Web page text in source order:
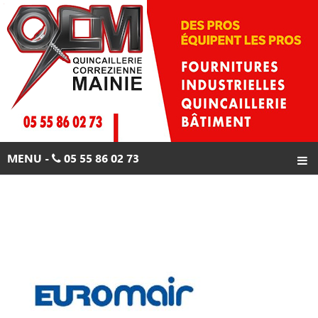
Skip
to
content
MENU - 05 55 86 02 73
CONTACTS
05 55 86 02 73